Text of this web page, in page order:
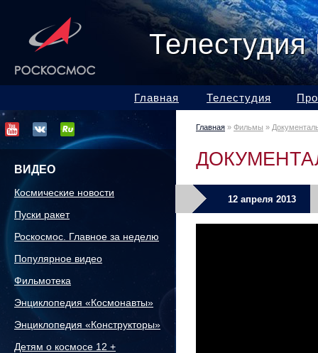
Главная Телестудия
ВИДЕО
Космические новости
Пуски ракет
Роскосмос. Главное за неделю
Популярное видео
Фильмотека
Энциклопедия «Космонавты»
Энциклопедия «Конструкторы»
Детям о космосе 12 +
Главная » Фильмы »
12 апреля 2013